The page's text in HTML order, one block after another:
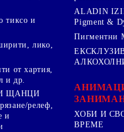
тиксо и
лико,
от хартия,
и др.
ЩАНЦИ
релеф,
и
ALADIN
Pigment &
Пигментни
ХОБИ И
ВРЕМЕ